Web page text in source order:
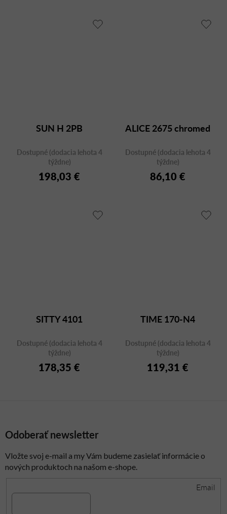
SUN H 2PB
Dostupné (dodacia lehota 4
týždne)
198,03 €
ALICE 2675 chromed
Dostupné (dodacia lehota 4
týždne)
86,10 €
SITTY 4101
Dostupné (dodacia lehota 4
týždne)
178,35 €
TIME 170-N4
Dostupné (dodacia lehota 4
týždne)
119,31 €
Odoberať newsletter
Vložte svoj e-mail a my Vám budeme zasielať informácie o
nových produktoch na našom e-shope.
Email